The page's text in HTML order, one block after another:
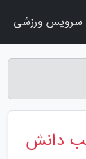
دانش
سرویس ورزشی